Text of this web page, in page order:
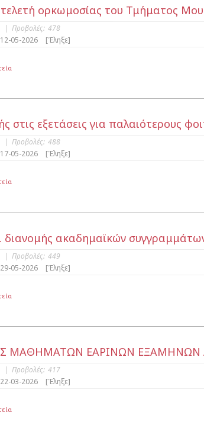
ορκωμοσίας του Τμήματος
| Προβολές: 478
12-05-2026 [Έληξε]
στις εξετάσεις για παλαιότερους
| Προβολές: 488
17-05-2026 [Έληξε]
ακαδημαϊκών
| Προβολές: 449
29-05-2026 [Έληξε]
ΜΑΘΗΜΑΤΩΝ ΕΑΡΙΝΩΝ ΕΞΑΜΗΝΩΝ
| Προβολές: 417
22-03-2026 [Έληξε]